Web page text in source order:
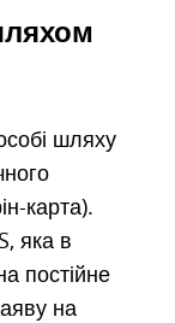
шляху
карта).
яка в
постійне
на